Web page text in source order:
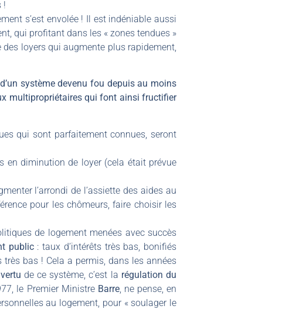
!
s’est envolée ! Il est indéniable aussi
qui profitant dans les « zones tendues »
des loyers qui augmente plus rapidement,
système devenu fou depuis au moins
multipropriétaires qui font ainsi fructifier
qui sont parfaitement connues, seront
en diminution de loyer (cela était prévue
l’arrondi de l’assiette des aides au
pour les chômeurs, faire choisir les
de logement menées avec succès
public : taux d’intérêts très bas, bonifiés
très bas ! Cela a permis, dans les années
vertu de ce système, c’est la régulation du
le Premier Ministre Barre, ne pense, en
au logement, pour « soulager le